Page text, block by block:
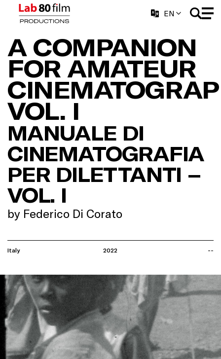
EN
A COMPANION
FOR AMATEUR
VOL. I
MANUALE DI
CINEMATOGRAFIA
PER DILETTANTI –
VOL. I
by Federico Di Corato
Italy 2022 --